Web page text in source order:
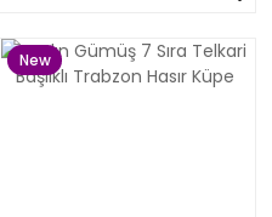
New
Item